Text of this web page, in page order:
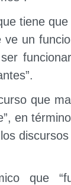
tiene
un
que
en
que